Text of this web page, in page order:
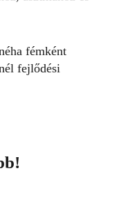
fémként
fejlődési